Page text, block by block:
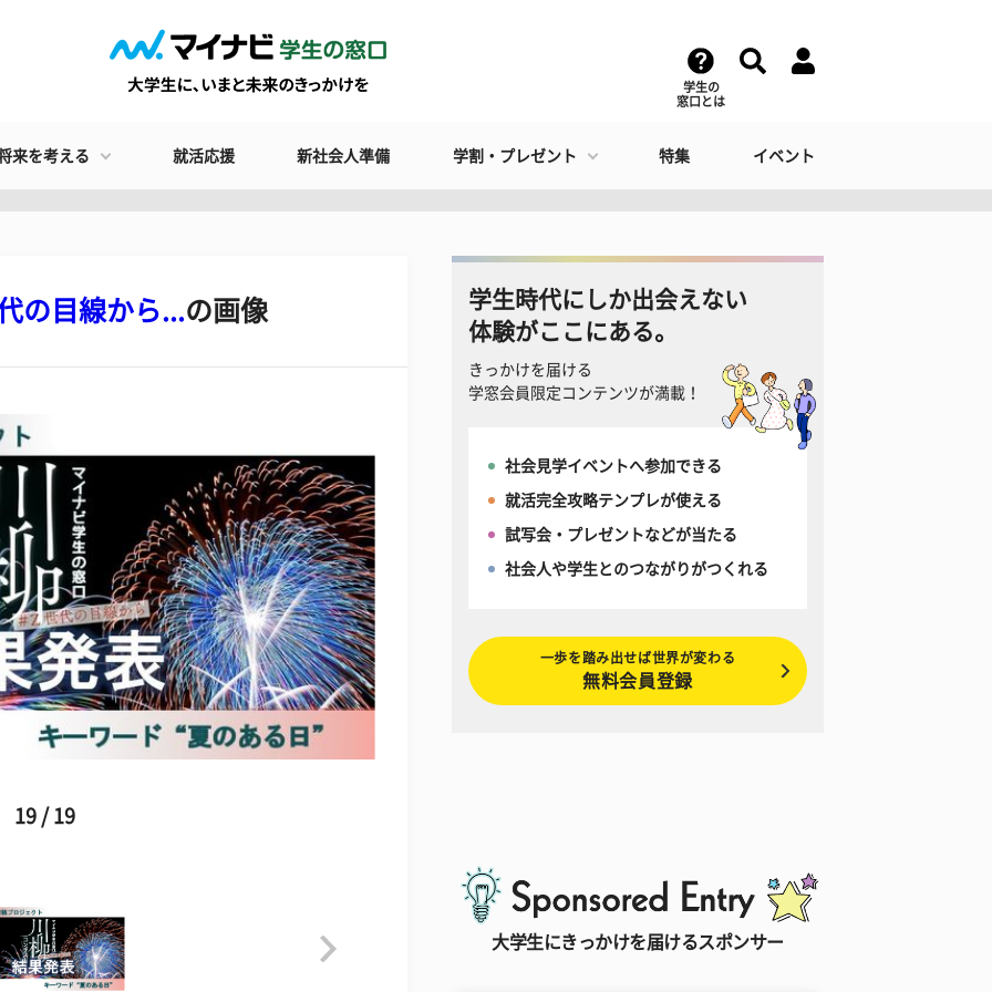
学生の
窓口とは
来を考える 就活応援 新社会人準備 学割・プレゼント 特集 イベント
の目線から...の画像
19 / 19
学生時代にしか出会えない
体験がここにある。
きっかけを届ける
学窓会員限定コンテンツが満載！
社会見学イベントへ参加できる
就活完全攻略テンプレが使える
試写会・プレゼントなどが当たる
社会人や学生とのつながりがつくれる
一歩を踏み出せば世界が変わる
無料会員登録
大学生にきっかけを届けるスポンサー